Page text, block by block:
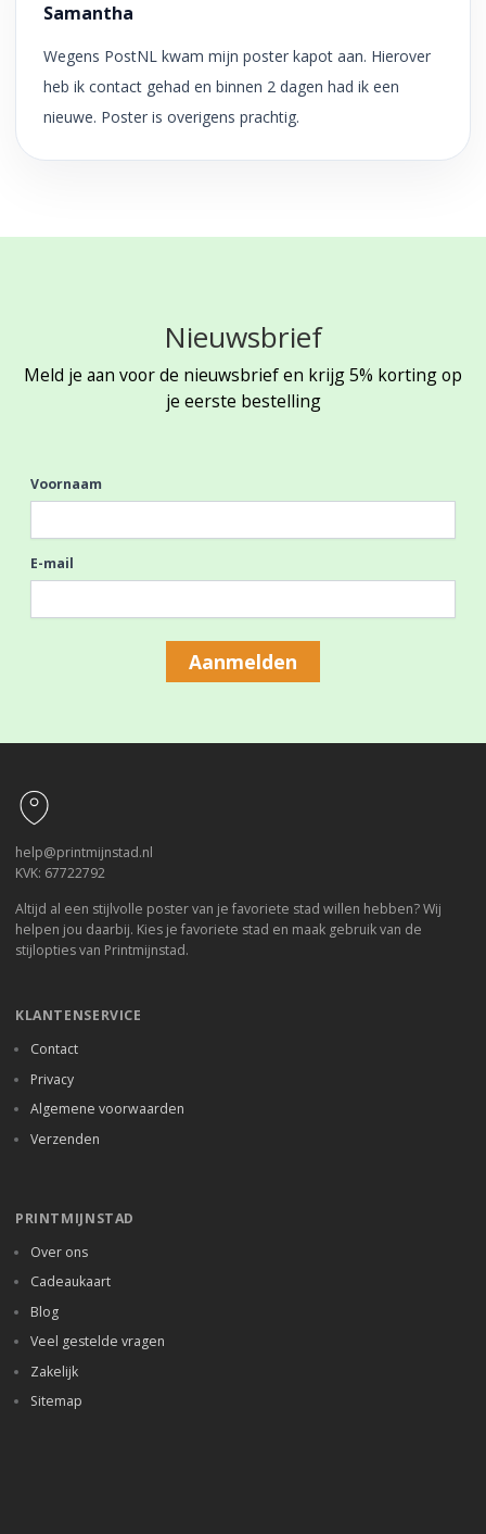
Samantha
Wegens PostNL kwam mijn poster kapot aan. Hierover
heb ik contact gehad en binnen 2 dagen had ik een
nieuwe. Poster is overigens prachtig.
Nieuwsbrief
Meld je aan voor de nieuwsbrief en krijg 5% korting op
je eerste bestelling
Voornaam
E-mail
Aanmelden
help@printmijnstad.nl
KVK: 67722792
Altijd al een stijlvolle poster van je favoriete stad willen hebben? Wij
helpen jou daarbij. Kies je favoriete stad en maak gebruik van de
stijlopties van Printmijnstad.
KLANTENSERVICE
Contact
Privacy
Algemene voorwaarden
Verzenden
PRINTMIJNSTAD
Over ons
Cadeaukaart
Blog
Veel gestelde vragen
Zakelijk
Sitemap